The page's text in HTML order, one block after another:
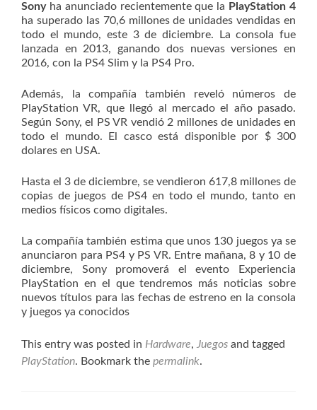
Sonyha anunciado recientemente que la PlayStation 4
ha superado las 70,6 millones de unidades vendidas en
todo el mundo, este 3 de diciembre. La consola fue
lanzada en 2013, ganando dos nuevas versiones en
2016, con la PS4 Slim y la PS4 Pro.
Además, la compañía también reveló números de
PlayStation VR, que llegó al mercado el año pasado.
Según Sony, el PS VR vendió 2 millones de unidades en
todo el mundo. El casco está disponible por $ 300
dolares en USA.
Hasta el 3 de diciembre, se vendieron 617,8 millones de
copias de juegos de PS4 en todo el mundo, tanto en
medios físicos como digitales.
La compañía también estima que unos 130 juegos ya se
anunciaron para PS4 y PS VR. Entre mañana, 8 y 10 de
diciembre, Sony promoverá el evento Experiencia
PlayStation en el que tendremos más noticias sobre
nuevos títulos para las fechas de estreno en la consola
y juegos ya conocidos
This entry was posted in Hardware, Juegos and tagged
PlayStation. Bookmark the permalink.